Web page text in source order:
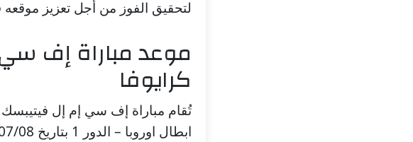
لتحقيق الفوز من أجل تعزيز
موعد مباراة إف سي
كرايوفا
تُقام مباراة إف سي إم إل